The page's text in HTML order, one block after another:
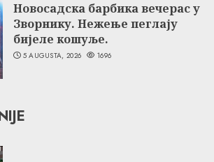
Новосадска барбика вечерас у
Зворнику. Нежење пеглају
бијеле кошуље.
5 AUGUSTA, 2026 1696